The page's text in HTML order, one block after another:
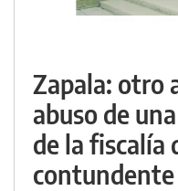
Zapala: otro
abuso de
de la fiscalía
contundente